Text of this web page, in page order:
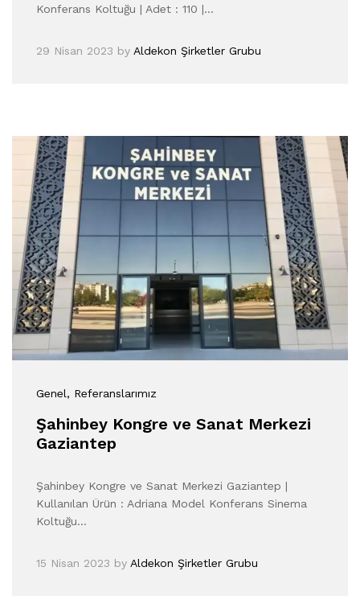
Konferans Koltuğu | Adet : 110 |…
29 Nisan 2023 by Aldekon Şirketler Grubu
Genel, Referanslarımız
Şahinbey Kongre ve Sanat Merkezi
Gaziantep
Şahinbey Kongre ve Sanat Merkezi Gaziantep |
Kullanılan Ürün : Adriana Model Konferans Sinema
Koltuğu…
15 Nisan 2023 by Aldekon Şirketler Grubu